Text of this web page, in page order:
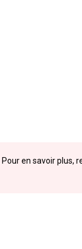
en savoir plus,